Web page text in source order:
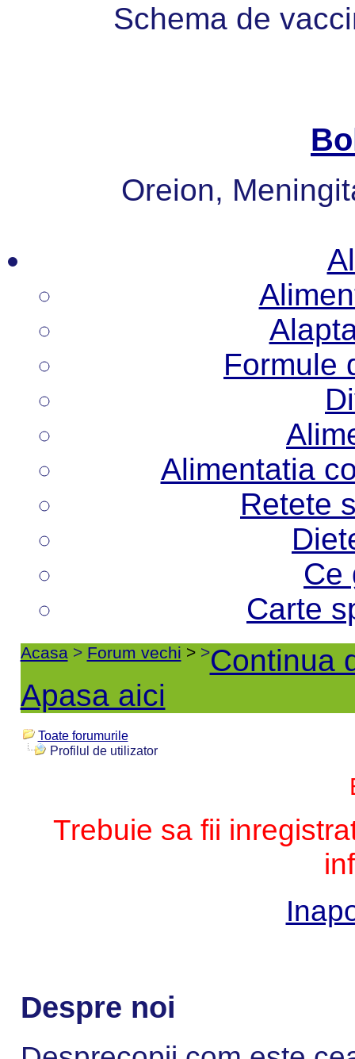
Schema de
Oreion,
Formule
Alimentatia
Retete
Ce
Carte
Acasa> Forum vechi > >Continua
Apasa aici
Toate forumurile
Profilul de utilizator
Trebuie sa fii
Despre noi